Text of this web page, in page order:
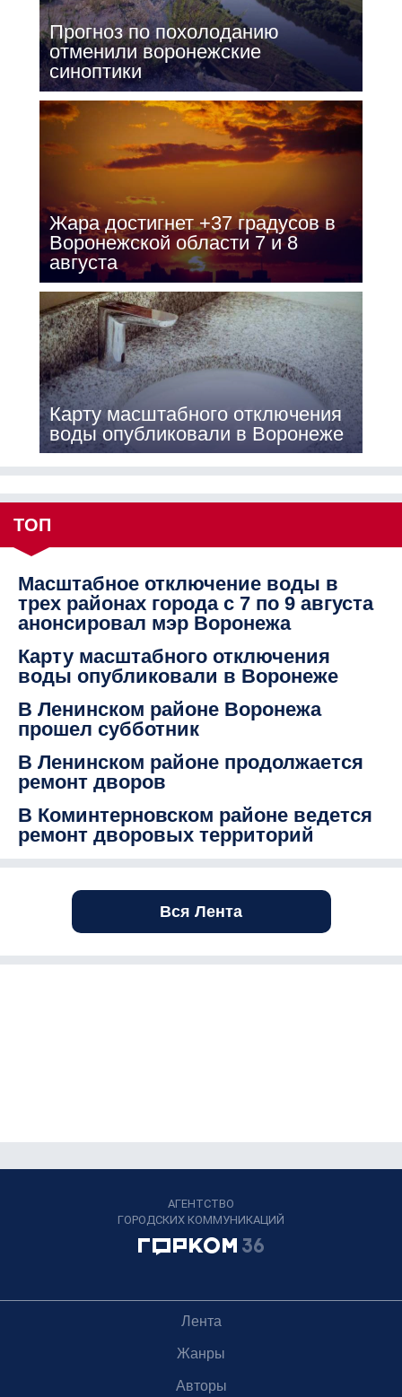
Прогноз по похолоданию
отменили воронежские
синоптики
Жара достигнет +37 градусов в
Воронежской области 7 и 8
августа
Карту масштабного отключения
воды опубликовали в Воронеже
ТОП
Масштабное отключение воды в
трех районах города с 7 по 9 августа
анонсировал мэр Воронежа
Карту масштабного отключения
воды опубликовали в Воронеже
В Ленинском районе Воронежа
прошел субботник
В Ленинском районе продолжается
ремонт дворов
В Коминтерновском районе ведется
ремонт дворовых территорий
Вся Лента
АГЕНТСТВО
ГОРОДСКИХ КОММУНИКАЦИЙ
Лента
Жанры
Авторы